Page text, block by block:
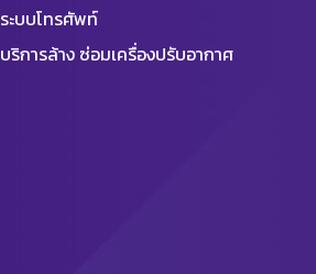
ระบบโทรศัพท์
บริการล้าง ซ่อมเครื่องปรับอากาศ